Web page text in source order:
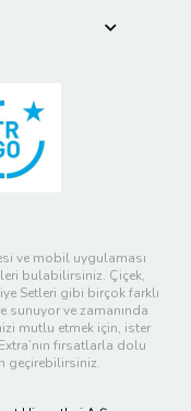
ve mobil uygulaması
bulabilirsiniz. Çiçek,
Setleri gibi birçok farklı
sunuyor ve zamanında
mutlu etmek için, ister
fırsatlarla dolu
geçirebilirsiniz.